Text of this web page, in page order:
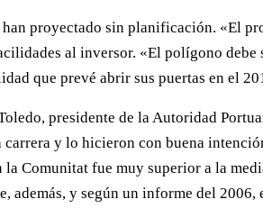
proyectado sin planificación. «El
al inversor. «El polígono
que prevé abrir sus puertas en el
presidente de la Autoridad
y lo hicieron con buena
Comunitat fue muy superior a la
y según un informe del